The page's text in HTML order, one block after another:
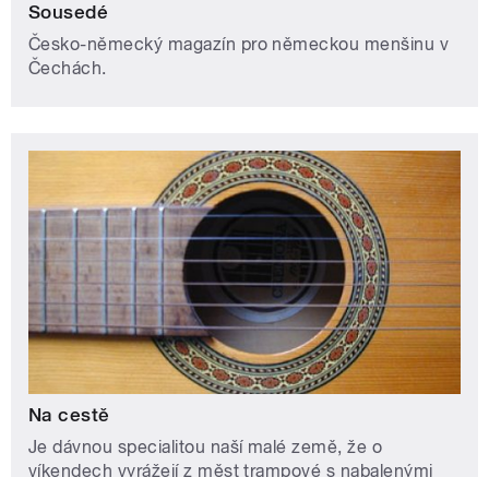
Sousedé
Česko-německý magazín pro německou menšinu v
Čechách.
Na cestě
Je dávnou specialitou naší malé země, že o
víkendech vyrážejí z měst trampové s nabalenými